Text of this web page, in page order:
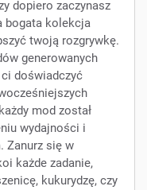
dopiero zaczynasz
bogata kolekcja
twoją rozgrywkę.
generowanych
doświadczyć
mod został
wydajności i
Zanurz się w
każde zadanie,
kukurydzę, czy